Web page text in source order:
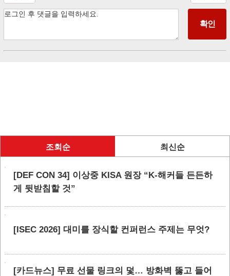
조회순 최신순
[DEF CON 34] 이상중 KISA 원장 “K-해커들 든든하
게 뒷받침할 것”
[ISEC 2026] 대미를 장식할 컨퍼런스 주제는 무엇?
[카드뉴스] 무료 선물 링크의 덫… 방화벽 뚫고 들어